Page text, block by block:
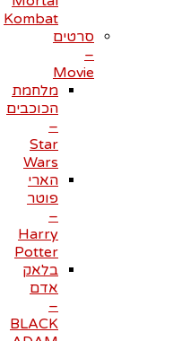
Kombat
סרטים
–
Movie
מלחמת
הכוכבים
–
Star
Wars
הארי
פוטר
–
Harry
Potter
בלאק
אדם
–
BLACK